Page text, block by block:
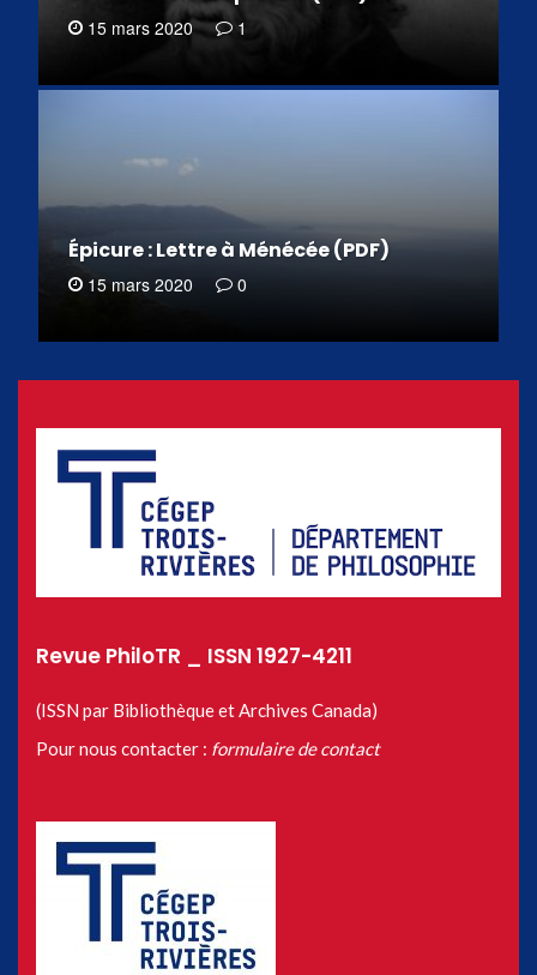
15 mars 2020 1
Épicure : Lettre à Ménécée (PDF)
15 mars 2020 0
Revue PhiloTR _ ISSN 1927-4211
(ISSN par Bibliothèque et Archives Canada)
Pour nous contacter : formulaire de contact